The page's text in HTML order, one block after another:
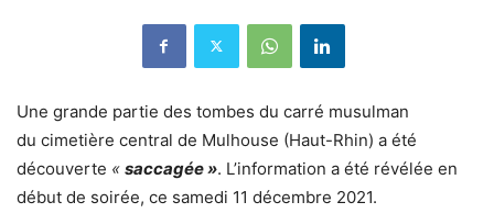
Une grande partie des tombes du carré musulman
du cimetière central de Mulhouse (Haut-Rhin) a été
découverte « saccagée ». L’information a été révélée en
début de soirée, ce samedi 11 décembre 2021.